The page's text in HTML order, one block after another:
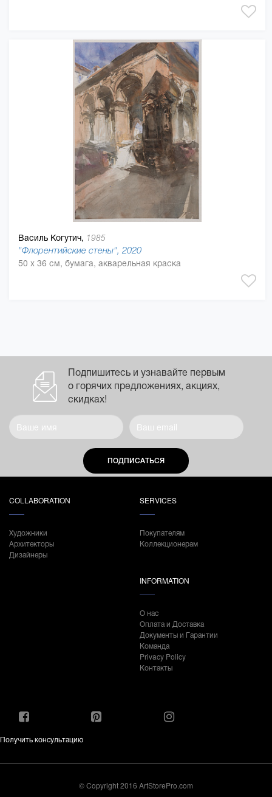
Василь Когутич, 1985
"Флорентийские стены", 2020
50 x 36 см, бумага, акварельная краска
Подпишитесь и узнавайте первым
о горячих предложениях, акциях,
скидках!
ПОДПИСАТЬСЯ
COLLABORATION
Художники
Архитекторы
Дизайнеры
SERVICES
Покупателям
Коллекционерам
INFORMATION
О нас
Оплата и Доставка
Документы и Гарантии
Команда
Privacy Policy
Контакты
Получить консультацию
© Copyright 2016 ArtStorePro.com